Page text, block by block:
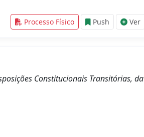
Processo Físico Push Ver
Constitucionais Transitórias, da